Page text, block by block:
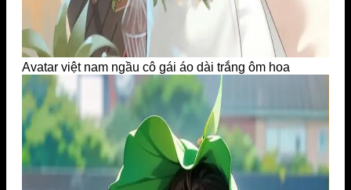
Avatar việt nam ngầu cô gái áo dài trắng ôm hoa